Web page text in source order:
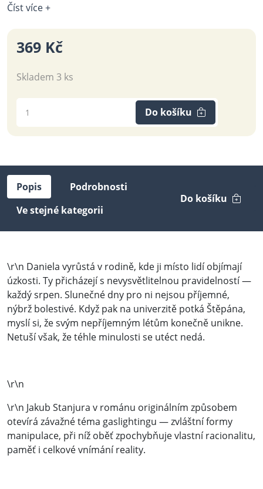
Číst více +
369 Kč
Skladem 3 ks
Do košíku
Popis
Podrobnosti
Ve stejné kategorii
Do košíku
\r\n Daniela vyrůstá v rodině, kde ji místo lidí objímají
úzkosti. Ty přicházejí s nevysvětlitelnou pravidelností —
každý srpen. Slunečné dny pro ni nejsou příjemné,
nýbrž bolestivé. Když pak na univerzitě potká Štěpána,
myslí si, že svým nepříjemným létům konečně unikne.
Netuší však, že téhle minulosti se utéct nedá.
\r\n
\r\n Jakub Stanjura v románu originálním způsobem
otevírá závažné téma gaslightingu — zvláštní formy
manipulace, při níž oběť zpochybňuje vlastní racionalitu,
paměť i celkové vnímání reality.